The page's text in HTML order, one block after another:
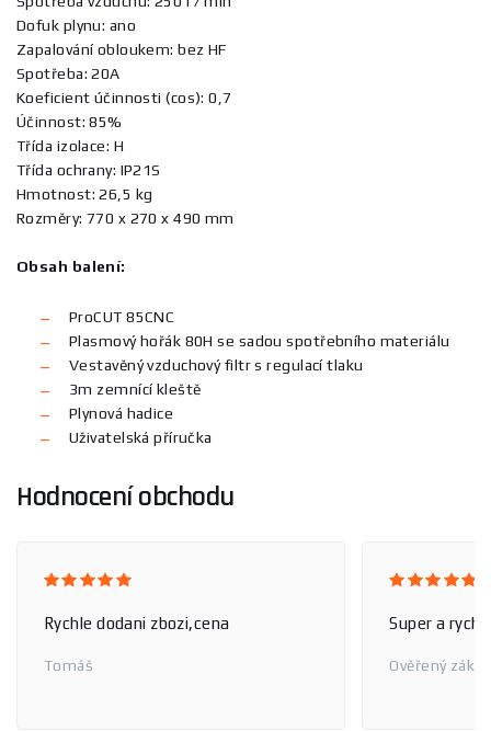
Dofuk plynu: ano
Zapalování obloukem: bez HF
Spotřeba: 20A
Koeficient účinnosti (cos): 0,7
Účinnost: 85%
Třída izolace: H
Třída ochrany: IP21S
Hmotnost: 26,5 kg
Rozměry: 770 x 270 x 490 mm
Obsah balení:
ProCUT 85CNC
Plasmový hořák 80H se sadou spotřebního materiálu
Vestavěný vzduchový filtr s regulací tlaku
3m zemnící kleště
Plynová hadice
Uživatelská příručka
Hodnocení obchodu
Rychle dodani zbozi,cena
Tomáš
Super a
Ověřený